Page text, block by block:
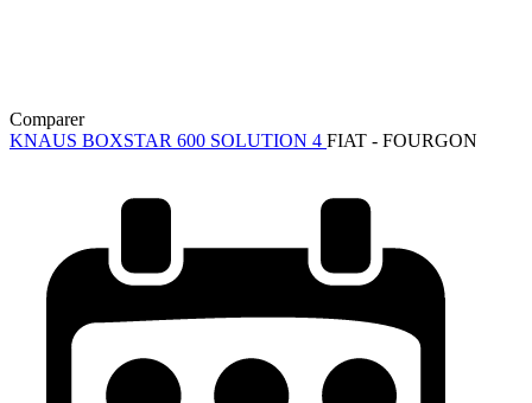
Comparer
KNAUS BOXSTAR 600 SOLUTION 4 FIAT - FOURGON